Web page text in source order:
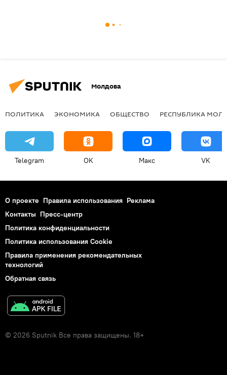
Молдова
ПОЛИТИКА ЭКОНОМИКА ОБЩЕСТВО РЕСПУБЛИКА
Telegram OK Макс VK
О проекте Правила использования Реклама
Контакты Пресс-центр
Политика конфиденциальности
Политика использования Cookie
Правила применения рекомендательных
технологий
Обратная связь
© 2026 Sputnik Все права защищены. 18+